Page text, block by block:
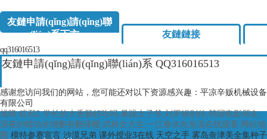
友鏈申請(qǐng)請(qǐng)聯
(lián)系下方qq
友鏈鏈接
qq316016513
友鏈申請(qǐng)請(qǐng)聯(lián)系 QQ316016513
感谢您访问我们的网站，您可能还对以下资源感兴趣：平凉辛贩机械设备
有限公司
馗降:粽邪2,学长的大香肠好吃吗,暴躁太子爷,刘罗锅别传,韩国电影朋友,
深夜的蠕动未增删有翻译樱,武林女大生,一江春水向东流在线观看 网站地
图 模特参赛宣言 沙漠兄弟 课外授业3在线 天空之手 雾岛奈津美全集种子